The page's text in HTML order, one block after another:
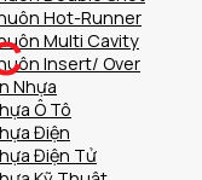
Hot-Runner
Multi Cavity
Insert/ Over
Nhựa
Ô Tô
Điện
Điện Tử